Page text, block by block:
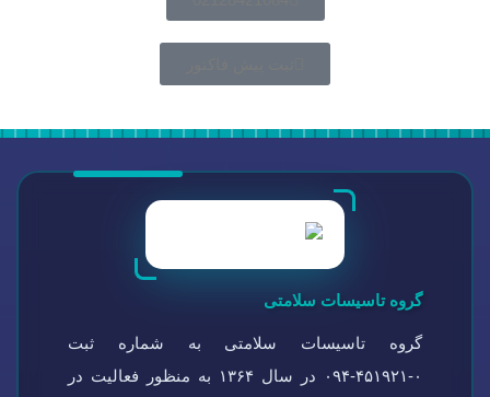
گروه تاسیسات سلامتی
گروه تاسیسات سلامتی به شماره ثبت
۰-۴۵۱۹۲۱-۰۹۴ در سال ۱۳۶۴ به منظور فعالیت در